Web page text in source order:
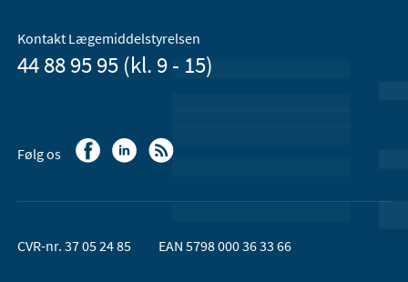
Kontakt Lægemiddelstyrelsen
44 88 95 95 (kl. 9 - 15)
Følg os
CVR-nr. 37 05 24 85 EAN 5798 000 36 33 66